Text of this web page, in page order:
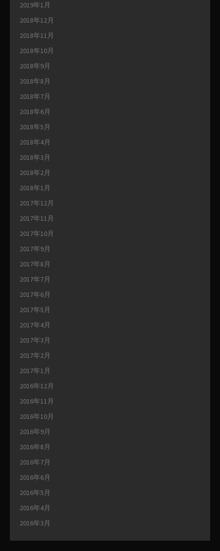
2019年1月
2018年12月
2018年11月
2018年10月
2018年9月
2018年8月
2018年7月
2018年6月
2018年5月
2018年4月
2018年3月
2018年2月
2018年1月
2017年12月
2017年11月
2017年10月
2017年9月
2017年8月
2017年7月
2017年6月
2017年5月
2017年4月
2017年3月
2017年2月
2017年1月
2016年12月
2016年11月
2016年10月
2016年9月
2016年8月
2016年7月
2016年6月
2016年5月
2016年4月
2016年3月